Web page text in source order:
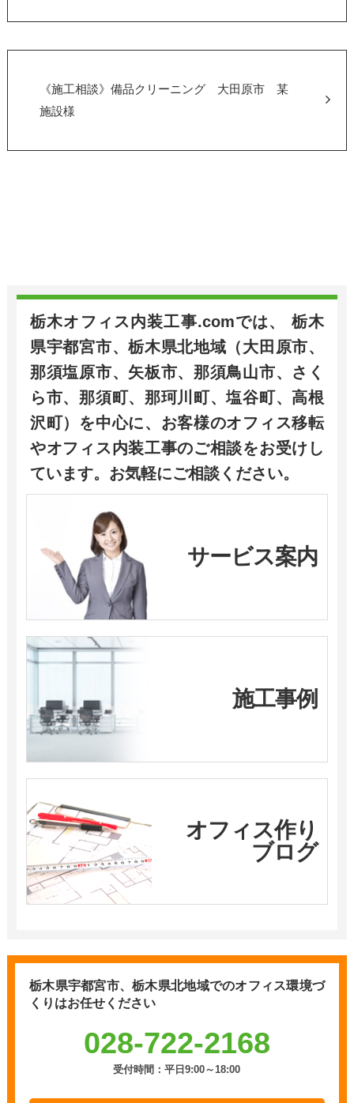
k
《施工相談》備品クリーニング 大田原市 某
施設様
栃木オフィス内装工事.comでは、 栃木
県宇都宮市、栃木県北地域（大田原市、
那須塩原市、矢板市、那須鳥山市、さく
ら市、那須町、那珂川町、塩谷町、高根
沢町）を中心に、お客様のオフィス移転
やオフィス内装工事のご相談をお受けし
ています。お気軽にご相談ください。
サービス案内
施工事例
オフィス作り
ブログ
栃木県宇都宮市、栃木県北地域でのオフィス環境づ
くりはお任せください
028-722-2168
受付時間：平日9:00～18:00